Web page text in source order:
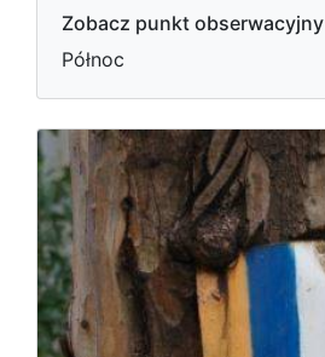
Zobacz punkt obserwacyjny
Północ